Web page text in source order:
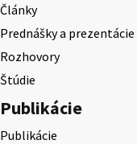
Články
Prednášky a prezentácie
Rozhovory
Štúdie
Publikácie
Publikácie